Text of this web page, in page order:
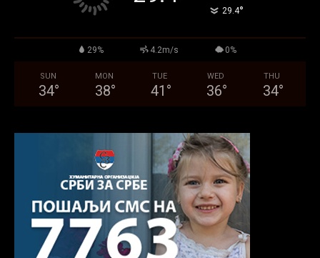
29.4°
29% 4.2m/s 0%
SUN
34°
MON
38°
TUE
41 °
WED
36°
THU
34°